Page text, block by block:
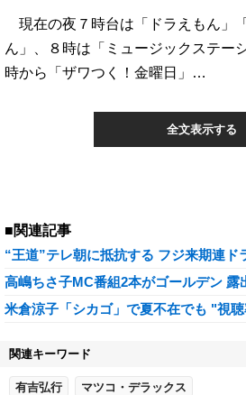
現在の夜７時台は「ドラえもん」
ん」、８時は「ミュージックステー
時から「ザワつく！金曜日」…
全文表示する
■関連記事
“王道”テレ朝に抵抗する フジ来期連ド
高嶋ちさ子MC番組2本がゴールデン 露
米倉涼子「シカゴ」で夏不在でも "視
関連キーワード
有吉弘行 マツコ・デラックス